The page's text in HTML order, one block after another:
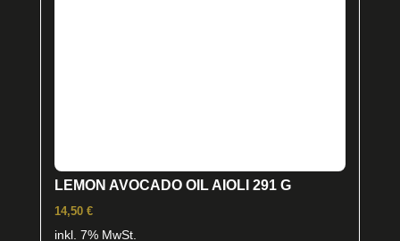
LEMON AVOCADO OIL AIOLI 291 G
14,50 €
inkl. 7% MwSt.